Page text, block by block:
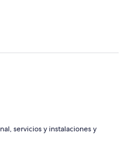
servicios y instalaciones y